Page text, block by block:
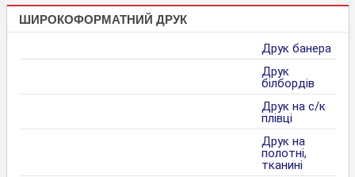
ШИРОКОФОРМАТНИЙ ДРУК
Друк банера
Друк
білбордів
Друк на с/к
плівці
Друк на
полотні,
тканині